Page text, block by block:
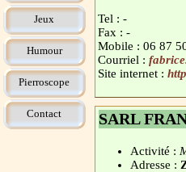
Jeux
Humour
Pierroscope
Contact
Tel : -
Fax : -
Mobile : 06 87
Courriel :
Site internet :
SARL
Activité :
Adresse :